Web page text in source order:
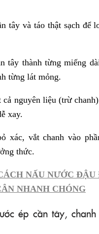
tây và táo thật sạch để
tây thành từng miếng
từng lát mỏng.
cả nguyên liệu (trừ
xay.
xác, vắt chanh vào
thức.
NẤU NƯỚC
NHANH CHÓNG
ép cần tây,